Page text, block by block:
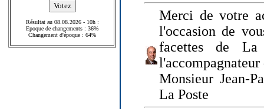
Résultat au 08.08.2026 - 10h :
Epoque de changements : 36%
Changement d'époque : 64%
Merci de votre
l'occasion de
facettes de
Monsieur Jean-
La Poste